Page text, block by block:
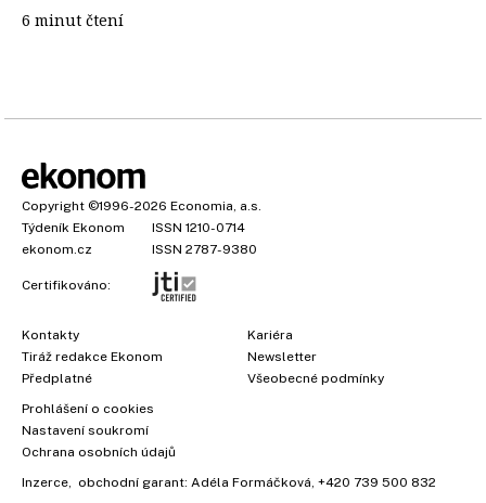
6 minut čtení
Copyright ©1996-2026 Economia, a.s.
Týdeník Ekonom
ISSN 1210-0714
ekonom.cz
ISSN 2787-9380
Certifikováno:
Kontakty
Tiráž redakce Ekonom
Předplatné
Kariéra
Newsletter
Všeobecné podmínky
Prohlášení o cookies
Nastavení soukromí
Ochrana osobních údajů
Inzerce , obchodní garant: Adéla Formáčková +420 739 500 832